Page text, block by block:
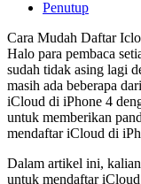
Penutup
Cara Mudah Daftar
Halo para pembaca
sudah tidak asing lagi
masih ada beberapa
iCloud di iPhone 4
untuk memberikan
mendaftar iCloud di
Dalam artikel ini,
untuk mendaftar